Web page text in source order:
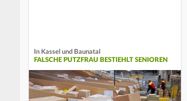
In Kassel und Baunatal
FALSCHE PUTZFRAU BESTIEHLT SENIOREN